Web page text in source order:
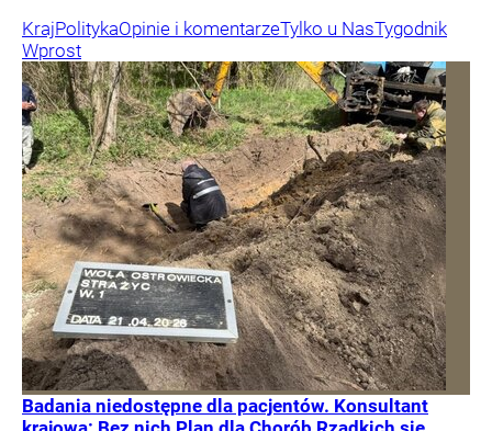
KrajPolitykaOpinie i komentarzeTylko u NasTygodnik
Wprost
Badania niedostępne dla pacjentów. Konsultant